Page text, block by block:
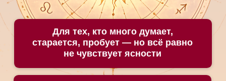
И МАРИНА
РЕВАТИ
Эксперт в областипредназначения
и карьеры, предсказательной астрологии
(прашна, варшапхала), ректификации
Практикующийведический астролог,
астрокоуч